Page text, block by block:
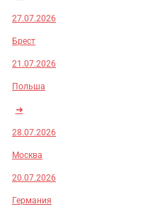
27.07.2026
Брест
21.07.2026
Польша
➜
28.07.2026
Москва
20.07.2026
Германия